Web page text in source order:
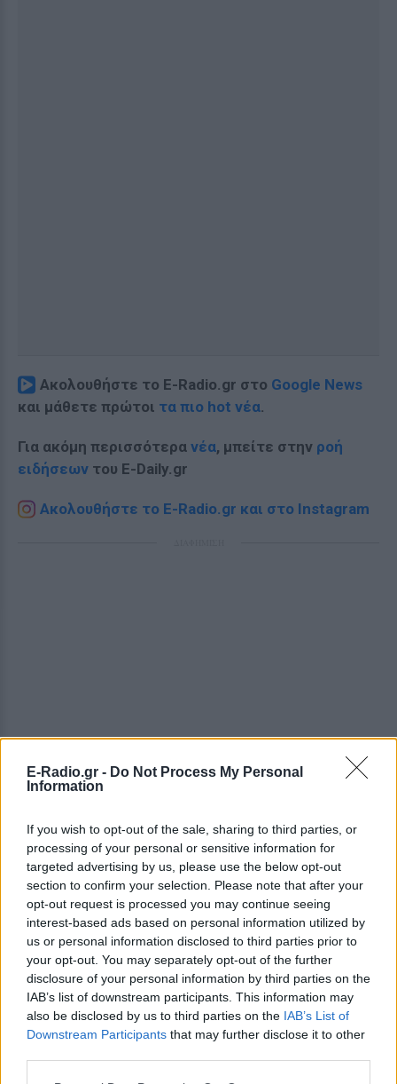
E-Radio.gr - Do Not Process My Personal
Information
If you wish to opt-out of the sale, sharing to third parties, or
processing of your personal or sensitive information for
targeted advertising by us, please use the below opt-out
section to confirm your selection. Please note that after your
opt-out request is processed you may continue seeing
interest-based ads based on personal information utilized by
us or personal information disclosed to third parties prior to
your opt-out. You may separately opt-out of the further
disclosure of your personal information by third parties on the
IAB’s list of downstream participants. This information may
also be disclosed by us to third parties on the IAB’s List of
Downstream Participants that may further disclose it to other
Ακολουθήστε το E-Radio.gr στο Google News
και μάθετε πρώτοι τα πιο hot νέα.
Για ακόμη περισσότερα νέα, μπείτε στην ροή
ειδήσεων του E-Daily.gr
Ακολουθήστε το E-Radio.gr και στο Instagram
ΔΕΙΤΕ ΕΠΙΣΗΣ
ΣΤΗΝ ΙΔΙΑ ΚΑΤΗΓΟΡΙΑ
«Θέλω τον μπαμπά μου»: Το
βίντεο της μεθυσμένης οδηγού